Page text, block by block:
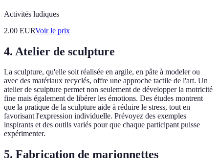
Activités ludiques
2.00 EURVoir le prix
4. Atelier de sculpture
La sculpture, qu'elle soit réalisée en argile, en pâte à modeler ou
avec des matériaux recyclés, offre une approche tactile de l'art. Un
atelier de sculpture permet non seulement de développer la motricité
fine mais également de libérer les émotions. Des études montrent
que la pratique de la sculpture aide à réduire le stress, tout en
favorisant l'expression individuelle. Prévoyez des exemples
inspirants et des outils variés pour que chaque participant puisse
expérimenter.
5. Fabrication de marionnettes